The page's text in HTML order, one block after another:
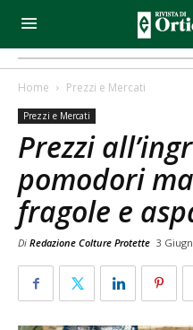
Home Prezzi e Mercati
Prezzi e Mercati
Prezzi
pomodori
fragole e
Di Redazione Colture Protette 3